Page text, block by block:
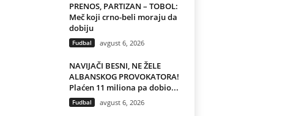
PRENOS, PARTIZAN – TOBOL:
Meč koji crno-beli moraju da
dobiju
Fudbal avgust 6, 2026
NAVIJAČI BESNI, NE ŽELE
ALBANSKOG PROVOKATORA!
Plaćen 11 miliona pa dobio...
Fudbal avgust 6, 2026